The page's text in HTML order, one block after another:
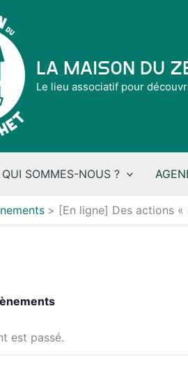
La Maison du
Le lieu associatif pour
QUI SOMMES-NOUS ?
[En ligne] Des actions
est passé.